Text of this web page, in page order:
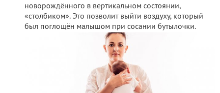
новорождённого в вертикальном состоянии,
«столбиком». Это позволит выйти воздуху, который
был поглощён малышом при сосании бутылочки.